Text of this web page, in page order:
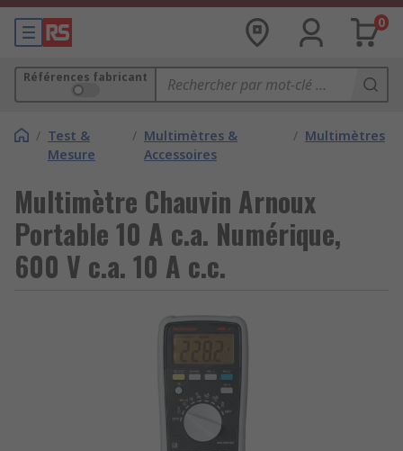
0
Références fabricant
/ Test &
Mesure
/ Multimètres &
Accessoires
/ Multimètres
Multimètre Chauvin Arnoux
Portable 10 A c.a. Numérique,
600 V c.a. 10 A c.c.